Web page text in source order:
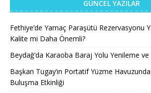
GÜNCEL YAZILAR
Fethiye’de Yamaç Paraşütü Rezervasyonu
Kalite mi Daha Önemli?
Beydağ’da Karaoba Baraj Yolu Yenileme ve
Başkan Tugay’ın Portatif Yüzme
Buluşma Etkinliği